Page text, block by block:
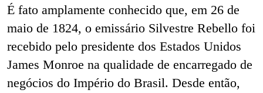
É fato amplamente conhecido que, em 26 de
maio de 1824, o emissário Silvestre Rebello foi
recebido pelo presidente dos Estados Unidos
James Monroe na qualidade de encarregado de
negócios do Império do Brasil. Desde então,